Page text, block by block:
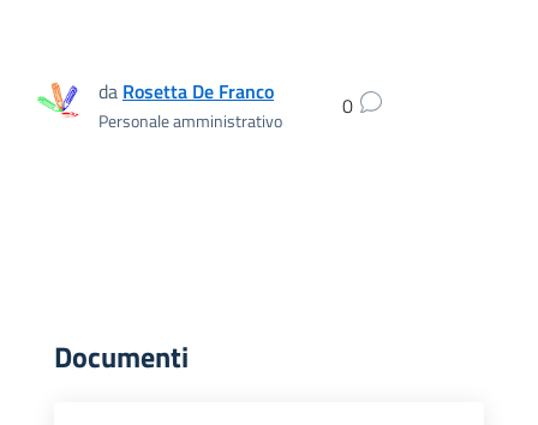
da Rosetta De Franco
Personale amministrativo 0
Documenti